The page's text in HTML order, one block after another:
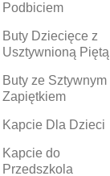
Podbiciem
Buty Dziecięce z
Usztywnioną Piętą
Buty ze Sztywnym
Zapiętkiem
Kapcie Dla Dzieci
Kapcie do
Przedszkola